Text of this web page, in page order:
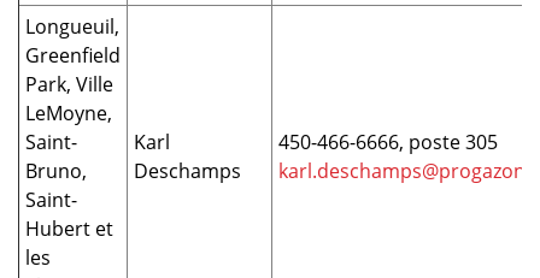
Longueuil,
Greenfield
Park, Ville
LeMoyne,
Saint-
Bruno,
Saint-
Hubert et
les
Karl
Deschamps
450-466-6666, poste 305